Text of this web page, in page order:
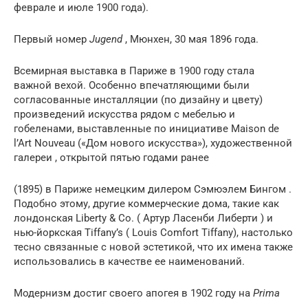
феврале и июле 1900 года).
Первый номер Jugend, Мюнхен, 30 мая 1896 года.
Всемирная выставка в Париже в 1900 году стала
важной вехой. Особенно впечатляющими были
согласованные инсталляции (по дизайну и цвету)
произведений искусства рядом с мебелью и
гобеленами, выставленные по инициативе Maison de
l’Art Nouveau («Дом нового искусства»), художественной
галереи , открытой пятью годами ранее
(1895) в Париже немецким дилером Сэмюэлем Бингом .
Подобно этому, другие коммерческие дома, такие как
лондонская Liberty & Co. ( Артур Ласенби Либерти ) и
нью-йоркская Tiffany’s ( Louis Comfort Tiffany), настолько
тесно связанные с новой эстетикой, что их имена также
использовались в качестве ее наименований.
Модернизм достиг своего апогея в 1902 году на Prima